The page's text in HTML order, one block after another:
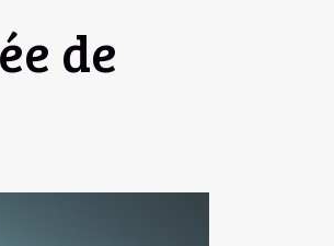
de